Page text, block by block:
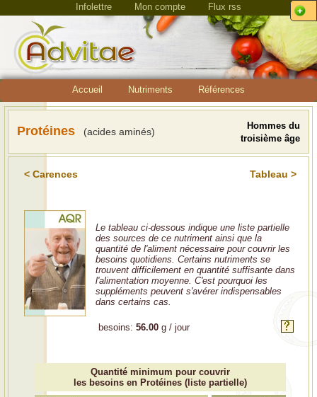
Infolettre Mon compte Flux rss
Accueil Nutriments Références
Protéines (acides aminés)
Hommes du
troisième âge
< Carences Tableau >
Le tableau ci-dessous indique une liste partielle
des sources de ce nutriment ainsi que la
quantité de l'aliment nécessaire pour couvrir les
besoins quotidiens. Certains nutriments se
trouvent difficilement en quantité suffisante dans
l'alimentation moyenne. C'est pourquoi les
suppléments peuvent s'avérer indispensables
dans certains cas.
besoins: 56.00 g / jour
Quantité minimum pour couvrir
les besoins en Protéines (liste partielle)